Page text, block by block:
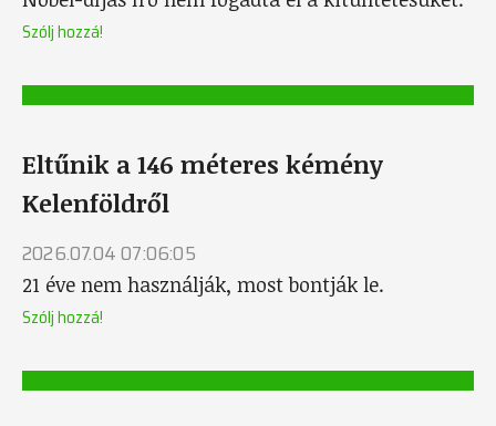
Szólj hozzá!
Eltűnik a 146 méteres kémény
Kelenföldről
2026.07.04 07:06:05
21 éve nem használják, most bontják le.
Szólj hozzá!